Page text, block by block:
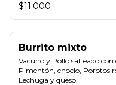
$11.000
Burrito mixto
Vacuno y Pollo salteado con
Pimentón, choclo, Porotos
Lechuga y queso.